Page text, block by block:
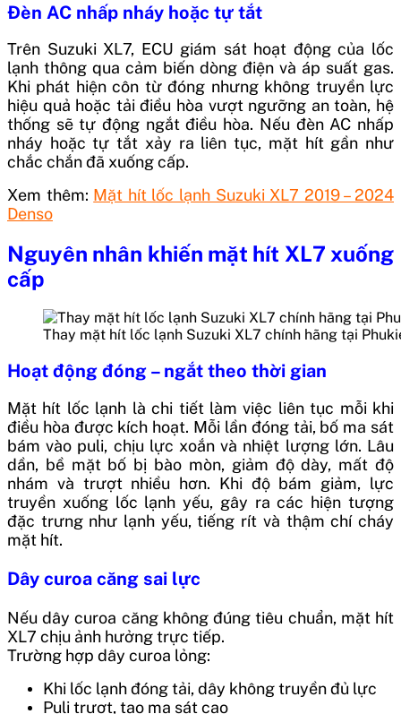
Đèn AC nhấp nháy hoặc tự tắt
Trên Suzuki XL7, ECU giám sát hoạt động của lốc
lạnh thông qua cảm biến dòng điện và áp suất gas.
Khi phát hiện côn từ đóng nhưng không truyền lực
hiệu quả hoặc tải điều hòa vượt ngưỡng an toàn, hệ
thống sẽ tự động ngắt điều hòa. Nếu đèn AC nhấp
nháy hoặc tự tắt xảy ra liên tục, mặt hít gần như
chắc chắn đã xuống cấp.
Xem thêm: Mặt hít lốc lạnh Suzuki XL7 2019 – 2024
Denso
Nguyên nhân khiến mặt hít XL7 xuống
cấp
Thay mặt hít lốc lạnh Suzuki XL7 chính hãng tại
Hoạt động đóng – ngắt theo thời gian
Mặt hít lốc lạnh là chi tiết làm việc liên tục mỗi khi
điều hòa được kích hoạt. Mỗi lần đóng tải, bố ma sát
bám vào puli, chịu lực xoắn và nhiệt lượng lớn. Lâu
dần, bề mặt bố bị bào mòn, giảm độ dày, mất độ
nhám và trượt nhiều hơn. Khi độ bám giảm, lực
truyền xuống lốc lạnh yếu, gây ra các hiện tượng
đặc trưng như lạnh yếu, tiếng rít và thậm chí cháy
mặt hít.
Dây curoa căng sai lực
Nếu dây curoa căng không đúng tiêu chuẩn, mặt hít
XL7 chịu ảnh hưởng trực tiếp.
Trường hợp dây curoa lỏng:
Khi lốc lạnh đóng tải, dây không truyền đủ lực
Puli trượt, tạo ma sát cao